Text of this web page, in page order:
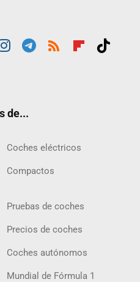
de...
Coches eléctricos
Compactos
Pruebas de coches
Precios de coches
Coches autónomos
Mundial de Fórmula 1